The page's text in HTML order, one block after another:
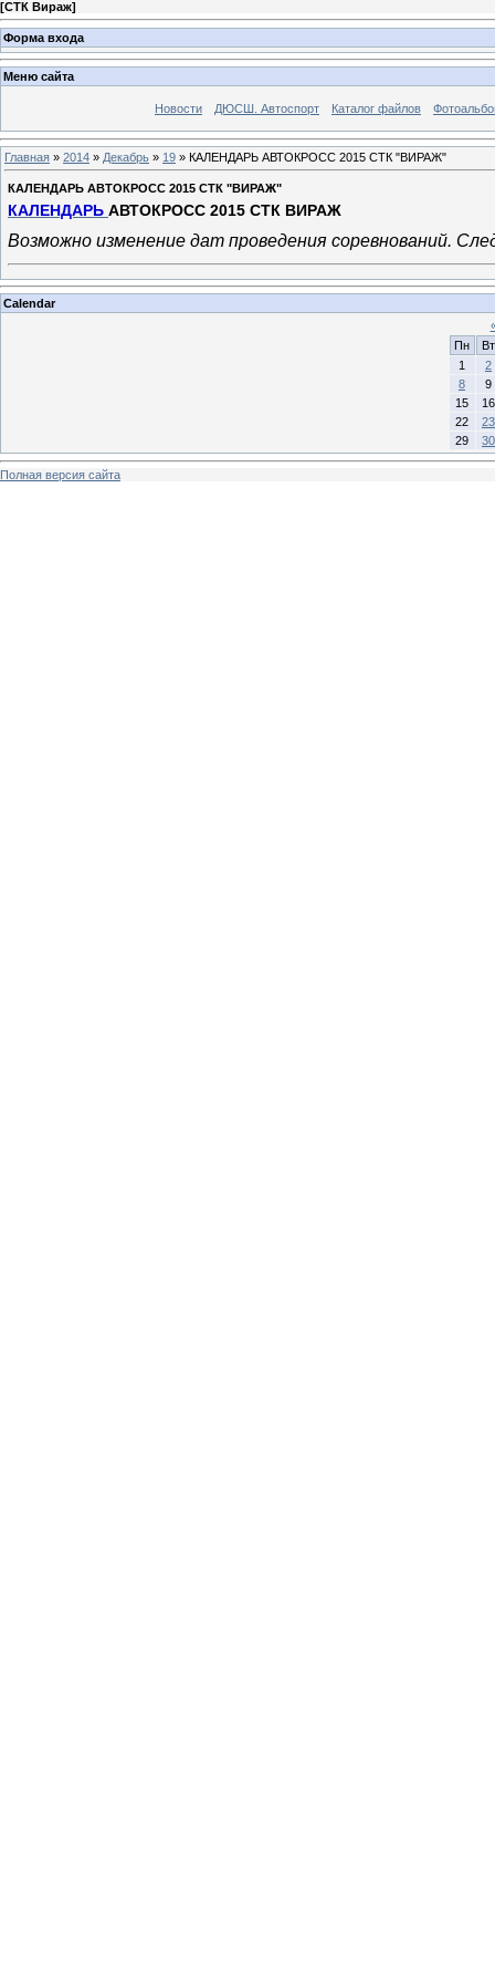
[СТК Вираж]
Форма входа
Меню сайта
Новости ДЮСШ. Автоспорт Каталог файлов
Главная » 2014 » Декабрь » 19 » КАЛЕНДАРЬ АВТОКРОСС 2015 СТК "ВИРАЖ"
КАЛЕНДАРЬ АВТОКРОСС 2015 СТК "ВИРАЖ"
КАЛЕНДАРЬ АВТОКРОСС 2015 СТК ВИРАЖ
Возможно изменение дат проведения соревнований.
Calendar
Пн
Вт
1
2
8
9
15
16
22
23
29
30
Полная версия сайта